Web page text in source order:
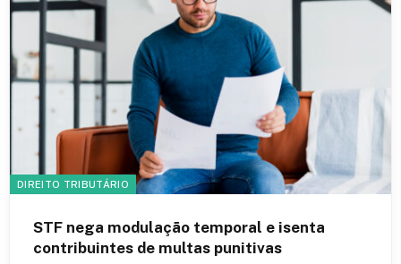
DIREITO TRIBUTÁRIO
STF nega modulação temporal e isenta
contribuintes de multas punitivas